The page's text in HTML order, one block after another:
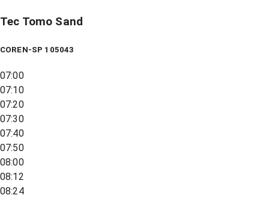
Tec Tomo Sand
COREN-SP 105043
07:00
07:10
07:20
07:30
07:40
07:50
08:00
08:12
08:24